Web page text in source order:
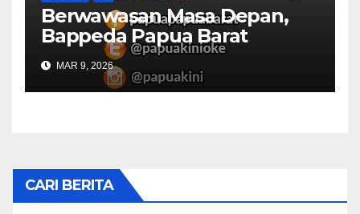
Berwawasan Masa Depan,
Bappeda Papua Barat
Konsultasi Publik RKPD 2027
MAR 9, 2026
CARI BERITA